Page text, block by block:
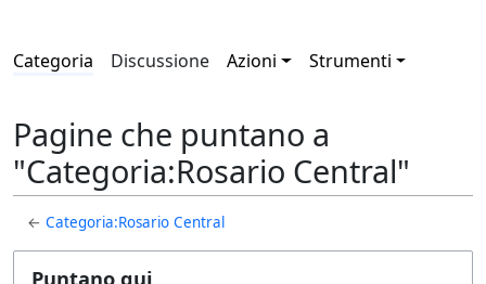
Categoria Discussione Azioni Strumenti
Pagine che puntano a
"Categoria:Rosario Central"
←Categoria:Rosario Central
Puntano qui